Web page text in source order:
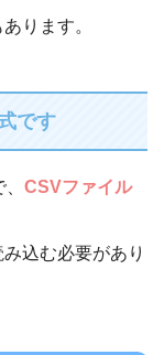
あります。
です
CSVファイル
込む必要があり